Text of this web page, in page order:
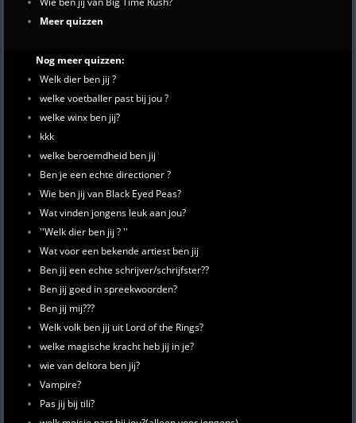
Meer quizzen
Nog meer quizzen:
Welk dier ben jij ?
welke voetballer past bij jou ?
welke winx ben jij?
kkk
welke beroemdheid ben jij
Ben je een echte directioner ?
Wie ben jij van Black Eyed Peas?
Wat vinden jongens leuk aan jou?
''Welk dier ben jij ? ''
Wat voor een bekende artiest ben jij
Ben jij een echte schrijver/schrijfster??
Ben jij goed in spreekwoorden?
Ben jij mij???
Welk volk ben jij uit Lord of the Rings?
welke magische kracht heb jij in je?
wie van deltora ben jij?
Vampire?
Pas jij bij tili?